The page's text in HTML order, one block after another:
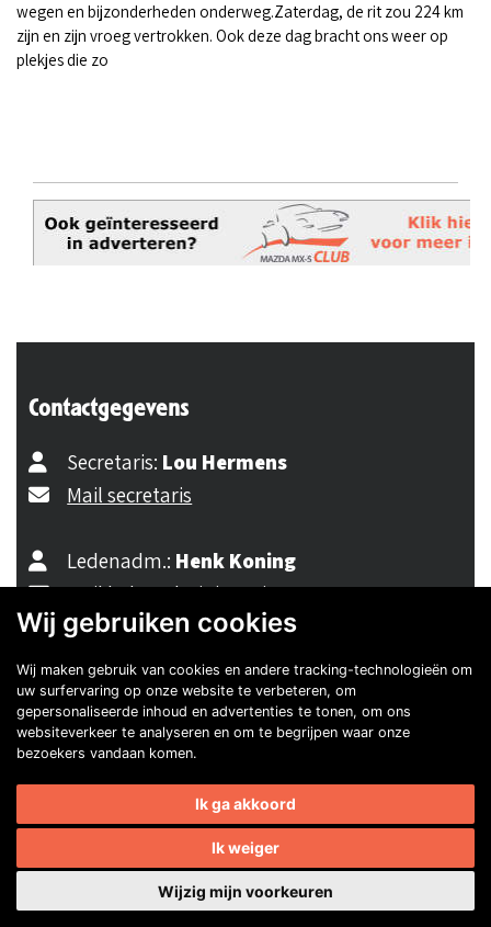
wegen en bijzonderheden onderweg.Zaterdag, de rit zou 224 km
zijn en zijn vroeg vertrokken. Ook deze dag bracht ons weer op
plekjes die zo
Contactgegevens
Secretaris: Lou Hermens
Mail secretaris
Ledenadm.: Henk Koning
Mail ledenadministratie
40482310
NL77 INGB 0677 3069 54
Volg ons:
Volg ons op Facebook
Volg ons op Instagram
Auto's van onze leden
Wij gebruiken cookies
Wij maken gebruik van cookies en andere tracking-technologieën om
uw surfervaring op onze website te verbeteren, om
gepersonaliseerde inhoud en advertenties te tonen, om ons
websiteverkeer te analyseren en om te begrijpen waar onze
bezoekers vandaan komen.
Ik ga akkoord
Ik weiger
Wijzig mijn voorkeuren